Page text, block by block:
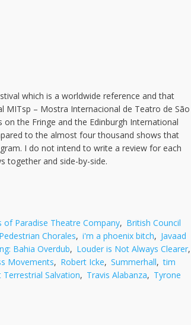
which is a worldwide reference and that
MITsp – Mostra Internacional de Teatro de São
on the Fringe and the Edinburgh International
to the almost four thousand shows that
I do not intend to write a review for each
together and side-by-side.
of Paradise Theatre Company, British Council
Chorales, i'm a phoenix bitch, Javaad
Bahia Overdub, Louder is Not Always Clearer,
Movements, Robert Icke, Summerhall, tim
Salvation, Travis Alabanza, Tyrone